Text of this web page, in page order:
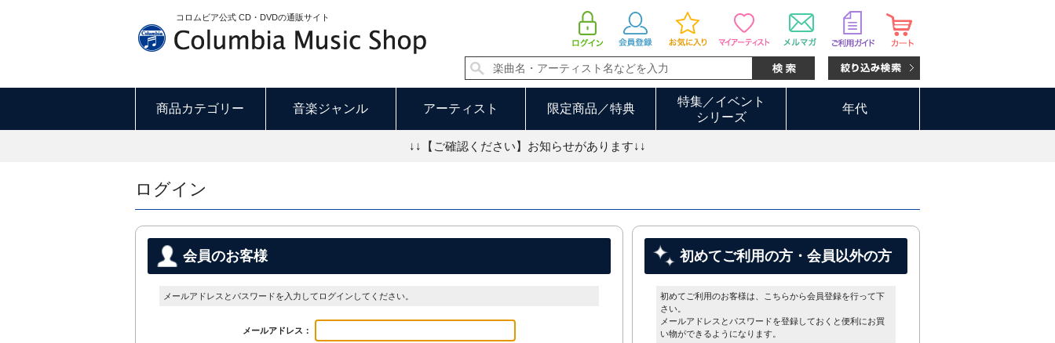
コロムビア公式 CD・DVDの通販サイト
商品カテゴリー 音楽ジャンル アーティスト 限定商品／特典
特集／イベント
シリーズ
年代
↓↓【ご確認ください】お知らせがあります↓↓
ログイン
会員のお客様
メールアドレスとパスワードを入力してログインしてください。
メールアドレス：
初めてご利用の方・会員以外の方
初めてご利用のお客様は、こちらから会員登録を行って下
さい。
メールアドレスとパスワードを登録しておくと便利にお買
い物ができるようになります。